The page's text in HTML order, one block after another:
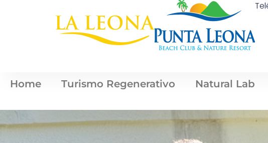
Home Turismo Regenerativo Natural Lab